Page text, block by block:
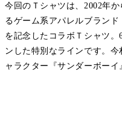
今回のＴシャツは、2002年
るゲーム系アパレルブラン
を記念したコラボＴシャツ
ンした特別なラインです。
ャラクター『サンダーボーイ